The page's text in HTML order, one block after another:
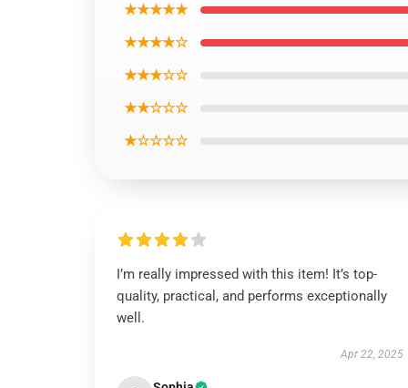
★★★★★
★★★★☆
★★★☆☆
★★☆☆☆
★☆☆☆☆
I’m really impressed with this item! It’s top-
quality, practical, and performs exceptionally
well.
Apr 22, 2025